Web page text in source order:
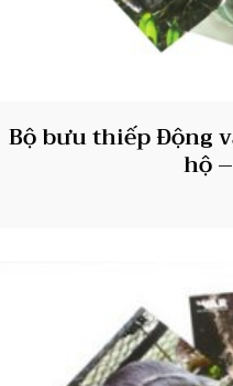
Bộ bưu thiếp Động
hộ